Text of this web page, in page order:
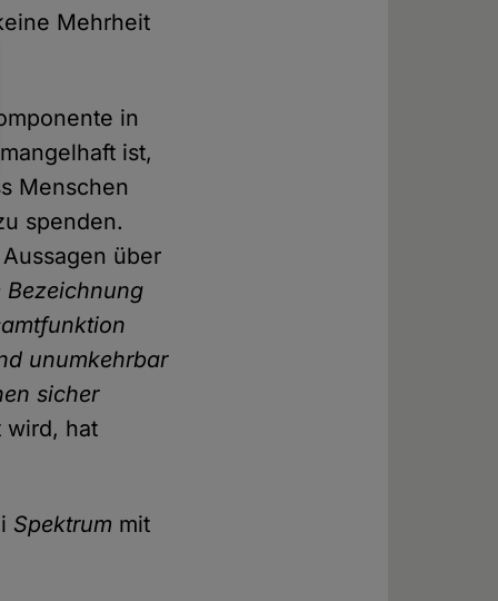
Mehrheit
in
ist,
Menschen
spenden.
über
Bezeichnung
unumkehrbar
sicher
wird, hat
Spektrum mit